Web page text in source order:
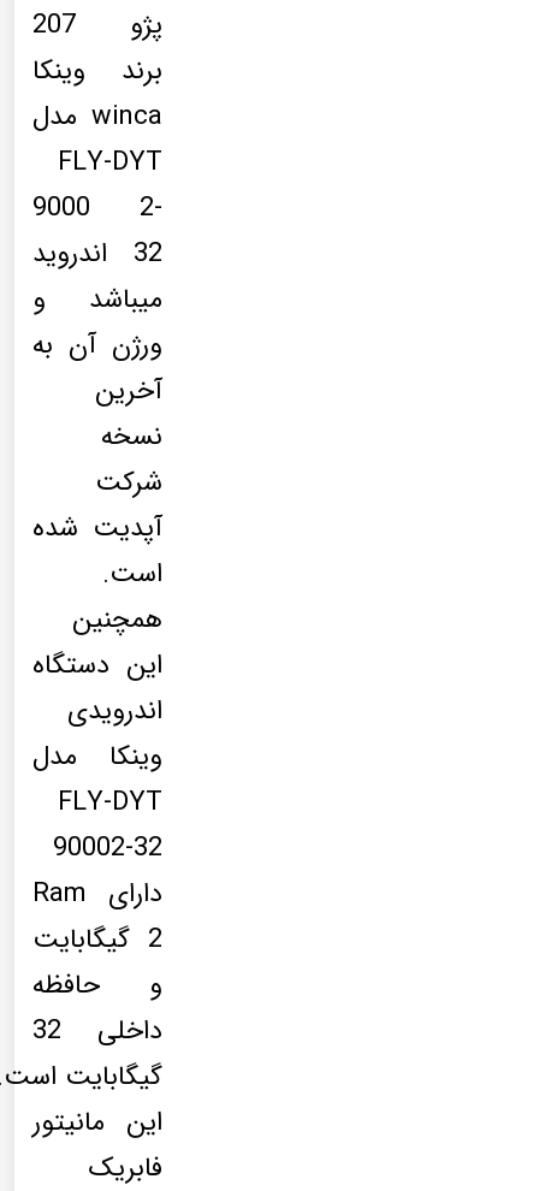
پژو 207
برند وینکا
winca مدل
FLY-DYT
9000 2-
32 اندروید
میباشد و
ورژن آن به
آخرین
نسخه
شرکت
آپدیت شده
است.
همچنین
این دستگاه
اندرویدی
وینکا مدل
FLY-DYT
90002-32
دارای Ram
2 گیگابایت
و حافظه
داخلی 32
گیگابایت
این مانیتور
فابریک